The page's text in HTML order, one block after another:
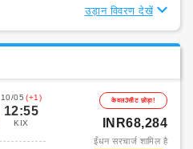
उड़ान विवरण देखें
10/05 (+1)
12:55
KIX
केवल3सीट छोड़ा!
INR68,284
ईंधन सरचार्ज शामिल है